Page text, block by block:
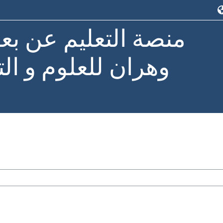
منصة التعليم عن
وهران للعلوم و